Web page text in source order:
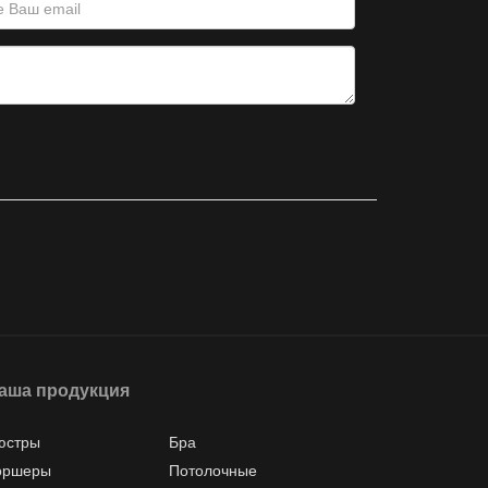
продукция
Бра
Потолочные